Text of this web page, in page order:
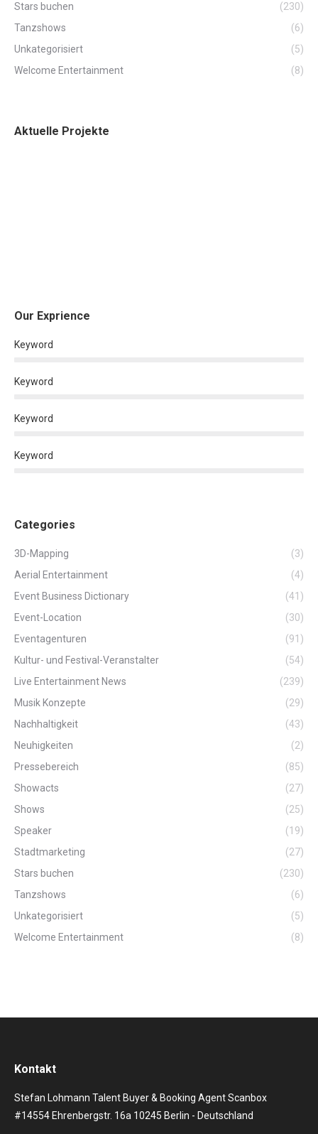
Stars buchen
(230)
Tanzshows
(6)
Unkategorisiert
(5)
Welcome Entertainment
(8)
Aktuelle Projekte
Our Exprience
Keyword
Keyword
Keyword
Keyword
Categories
3D-Mapping
(3)
Aerial Entertainment
(4)
Event Business Dictionary
(41)
Event-Location
(30)
Eventagenturen
(91)
Kultur- und Festival-Veranstalter
(54)
Live Entertainment News
(239)
Musik Konzepte
(29)
Nachhaltigkeit
(43)
Neuhigkeiten
(2)
Pressebereich
(85)
Showacts
(27)
Shows
(25)
Speaker
(19)
Stadtmarketing
(27)
Stars buchen
(230)
Tanzshows
(6)
Unkategorisiert
(5)
Welcome Entertainment
(8)
Kontakt
Stefan Lohmann Talent Buyer & Booking Agent Scanbox
#14554 Ehrenbergstr. 16a 10245 Berlin - Deutschland